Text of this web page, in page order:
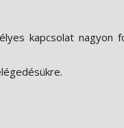
kapcsolat nagyon